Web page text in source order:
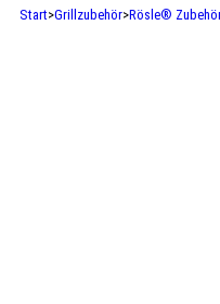
Start>Grillzubehör>Rösle®